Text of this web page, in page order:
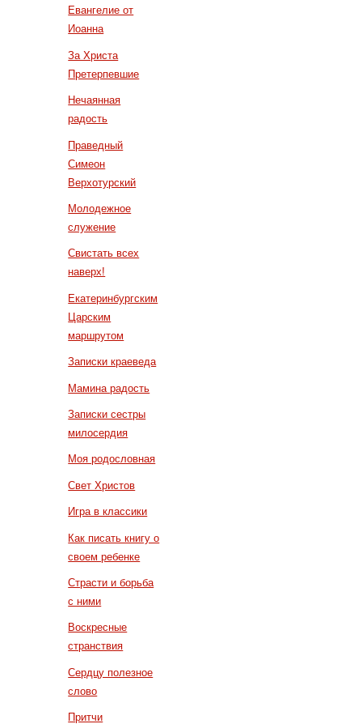
Евангелие от
Иоанна
За Христа
Претерпевшие
Нечаянная
радость
Праведный
Симеон
Верхотурский
Молодежное
служение
Свистать всех
наверх!
Екатеринбургским
Царским
маршрутом
Записки краеведа
Мамина радость
Записки сестры
милосердия
Моя родословная
Свет Христов
Игра в классики
Как писать книгу о
своем ребенке
Страсти и борьба
с ними
Воскресные
странствия
Сердцу полезное
слово
Притчи